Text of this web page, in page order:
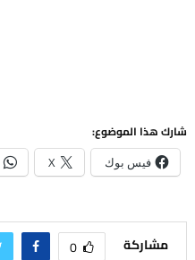
شارك هذا الموضوع:
فيس بوك X
مشاركة 0